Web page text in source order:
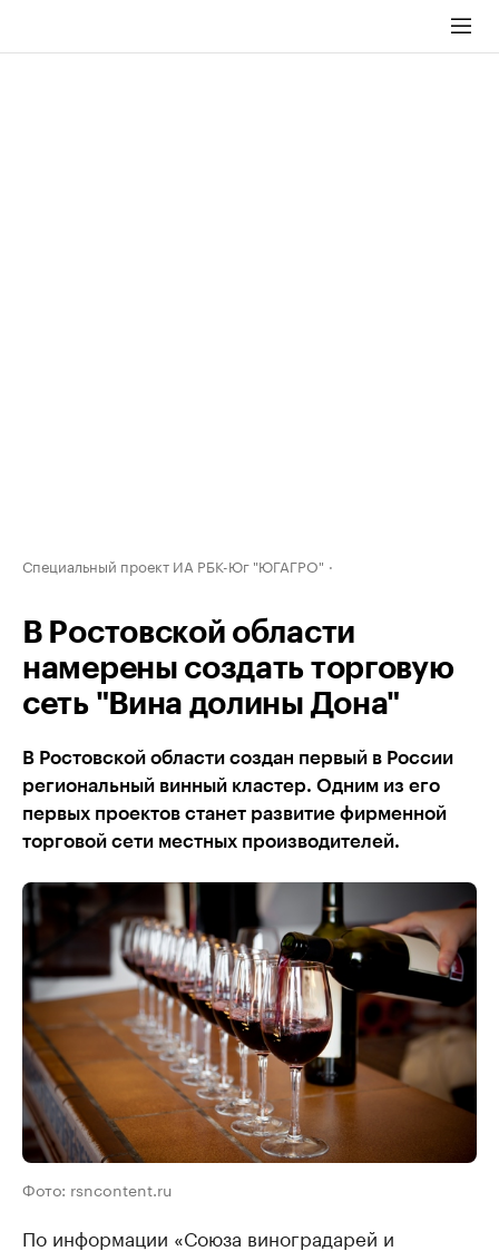
Специальный проект ИА РБК-Юг "ЮГАГРО"
В Ростовской области
намерены создать торговую
сеть "Вина долины Дона"
В Ростовской области создан первый в России
региональный винный кластер. Одним из его
первых проектов станет развитие фирменной
торговой сети местных производителей.
Фото: rsncontent.ru
По информации «Союза виноградарей и